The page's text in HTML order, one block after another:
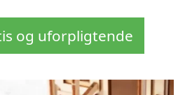
og uforpligtende